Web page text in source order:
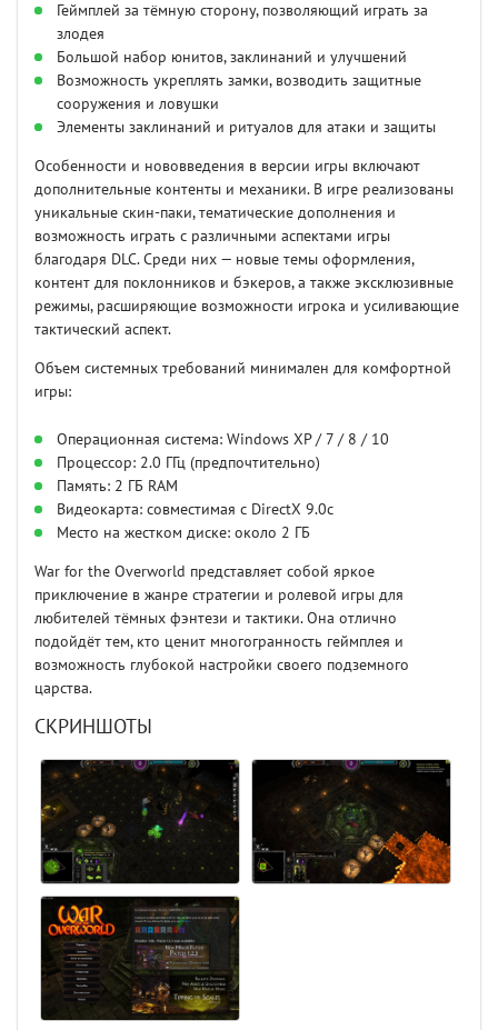
Геймплей за тёмную сторону, позволяющий играть за
злодея
Большой набор юнитов, заклинаний и улучшений
Возможность укреплять замки, возводить защитные
сооружения и ловушки
Элементы заклинаний и ритуалов для атаки и защиты
Особенности и нововведения в версии игры включают
дополнительные контенты и механики. В игре реализованы
уникальные скин-паки, тематические дополнения и
возможность играть с различными аспектами игры
благодаря DLC. Среди них — новые темы оформления,
контент для поклонников и бэкеров, а также эксклюзивные
режимы, расширяющие возможности игрока и усиливающие
тактический аспект.
Объем системных требований минимален для комфортной
игры:
Операционная система: Windows XP / 7 / 8 / 10
Процессор: 2.0 ГГц (предпочтительно)
Память: 2 ГБ RAM
Видеокарта: совместимая с DirectX 9.0c
Место на жестком диске: около 2 ГБ
War for the Overworld представляет собой яркое
приключение в жанре стратегии и ролевой игры для
любителей тёмных фэнтези и тактики. Она отлично
подойдёт тем, кто ценит многогранность геймплея и
возможность глубокой настройки своего подземного
царства.
СКРИНШОТЫ